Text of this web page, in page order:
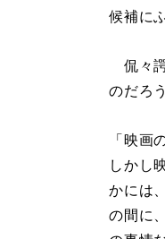
候補に
侃々
のだろ
「映画
しかし
かには
の間に